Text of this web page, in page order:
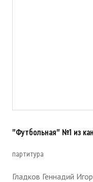
"Футбольная" №1 из
партитура
Гладков Геннадий